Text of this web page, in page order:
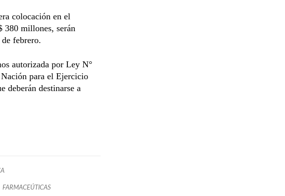
colocación en el
380 millones, serán
febrero.
autorizada por Ley N°
Nación para el Ejercicio
deberán destinarse a
FARMACEÚTICAS